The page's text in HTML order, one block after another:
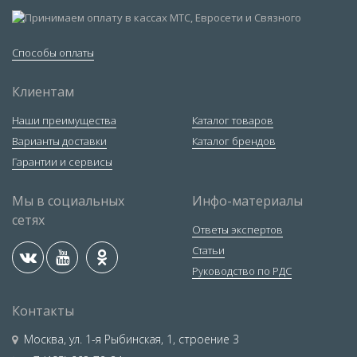
Способы оплаты
Клиентам
Наши преимущества
Варианты доставки
Гарантии и сервисы
Каталог товаров
Каталог брендов
Мы в социальных
сетях
Инфо-материалы
Ответы экспертов
Статьи
Руководство по РДС
Контакты
Москва, ул. 1-я Рыбинская, 1, строение 3